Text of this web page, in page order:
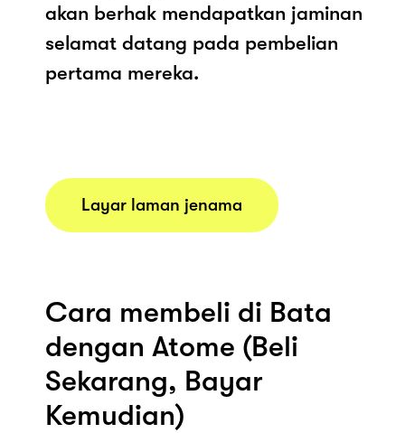
akan berhak mendapatkan jaminan
selamat datang pada pembelian
pertama mereka.
Layar laman jenama
Cara membeli di Bata
dengan Atome (Beli
Sekarang, Bayar
Kemudian)